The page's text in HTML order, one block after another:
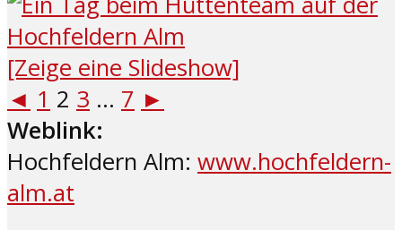
[Zeige eine Slideshow]
◄ 1 2 3 ... 7 ►
Weblink:
Hochfeldern Alm: www.hochfeldern-
alm.at